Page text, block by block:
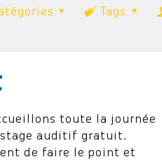
Tags
toute la journée
auditif gratuit.
de faire le point et